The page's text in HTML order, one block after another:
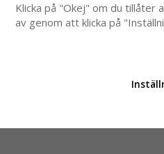
Klicka på "Okej" om du tillåter
av genom att klicka på